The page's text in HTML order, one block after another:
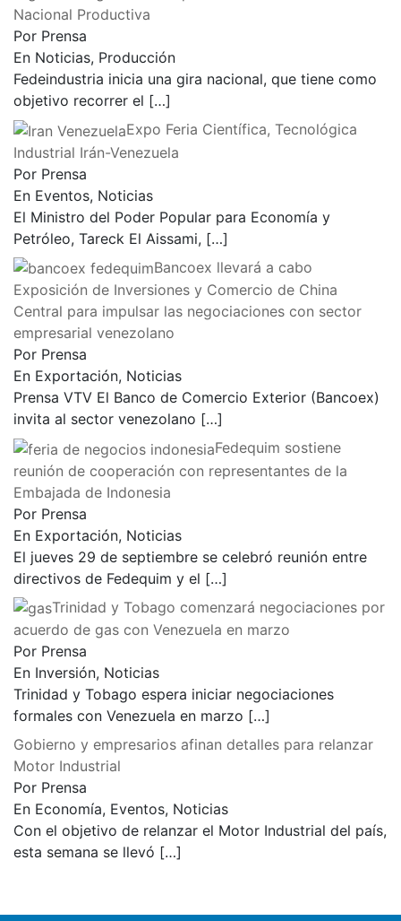
Nacional Productiva
Por Prensa
En Noticias, Producción
Fedeindustria inicia una gira nacional, que tiene como
objetivo recorrer el […]
Expo Feria Científica, Tecnológica
Industrial Irán-Venezuela
Por Prensa
En Eventos, Noticias
El Ministro del Poder Popular para Economía y
Petróleo, Tareck El Aissami, […]
Bancoex llevará a cabo
Exposición de Inversiones y Comercio de China
Central para impulsar las negociaciones con sector
empresarial venezolano
Por Prensa
En Exportación, Noticias
Prensa VTV El Banco de Comercio Exterior (Bancoex)
invita al sector venezolano […]
Fedequim sostiene
reunión de cooperación con representantes de la
Embajada de Indonesia
Por Prensa
En Exportación, Noticias
El jueves 29 de septiembre se celebró reunión entre
directivos de Fedequim y el […]
Trinidad y Tobago comenzará negociaciones por
acuerdo de gas con Venezuela en marzo
Por Prensa
En Inversión, Noticias
Trinidad y Tobago espera iniciar negociaciones
formales con Venezuela en marzo […]
Gobierno y empresarios afinan detalles para relanzar
Motor Industrial
Por Prensa
En Economía, Eventos, Noticias
Con el objetivo de relanzar el Motor Industrial del país,
esta semana se llevó […]